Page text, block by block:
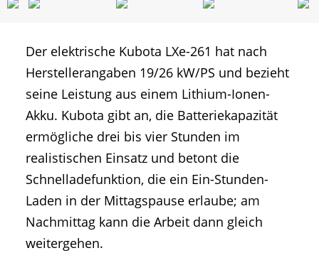
Der elektrische Kubota LXe-261 hat nach
Herstellerangaben 19/26 kW/PS und bezieht
seine Leistung aus einem Lithium-Ionen-
Akku. Kubota gibt an, die Batteriekapazität
ermögliche drei bis vier Stunden im
realistischen Einsatz und betont die
Schnelladefunktion, die ein Ein-Stunden-
Laden in der Mittagspause erlaube; am
Nachmittag kann die Arbeit dann gleich
weitergehen.